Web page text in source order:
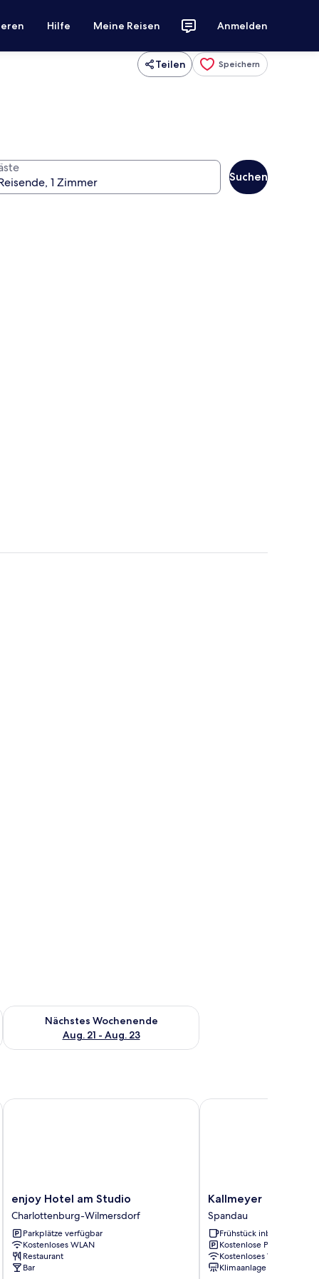
Hilfe Meine Reisen Anmelden
Teilen Speichern
Suchen
Aug. 14 - Aug. 16.
Nächstes Wochenende
Aug. 21 - Aug. 23
Überprüfe die Verfügbarkeit für nächstes Wochenende, Aug.
enjoy
Hotel
am
Studio
Charlottenburg-
Wilmersdorf
enjoy Hotel am Studio
Charlottenburg-Wilmersdorf
Parkplätze verfügbar
Kostenloses WLAN
Restaurant
Bar
enjoy Hotel am Studio
Kallmeyer
Spandau
Kallmeyer
Spandau
Frühstück inbegriffen
Kostenlose Parkplätze
Kostenloses WLAN
Klimaanlage
Kallmeyer